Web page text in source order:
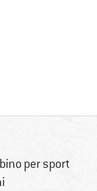
di recesso qui
per sport